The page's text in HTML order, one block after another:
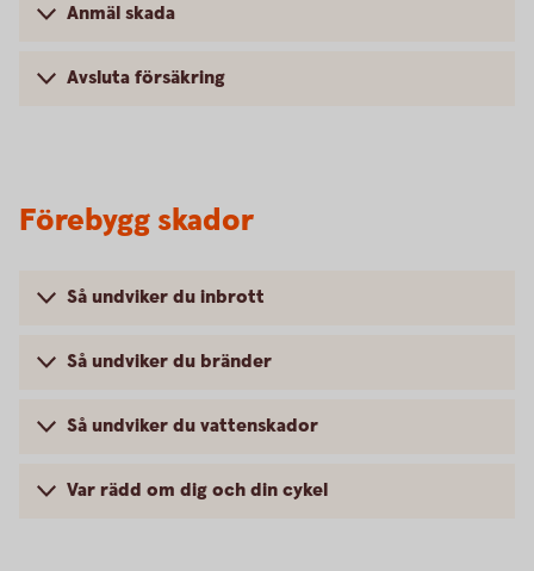
Anmäl skada
Avsluta försäkring
Förebygg skador
Så undviker du inbrott
Så undviker du bränder
Så undviker du vattenskador
Var rädd om dig och din cykel